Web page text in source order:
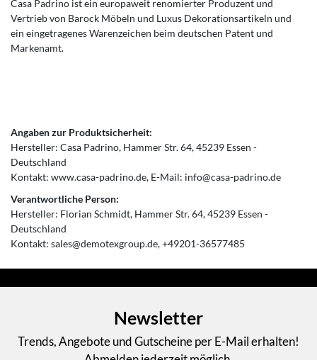
Casa Padrino ist ein europaweit renomierter Produzent und
Vertrieb von Barock Möbeln und Luxus Dekorationsartikeln und
ein eingetragenes Warenzeichen beim deutschen Patent und
Markenamt.
Angaben zur Produktsicherheit:
Hersteller: Casa Padrino Hammer Str.64 45239 Essen
Deutschland
Kontakt: www.casa-padrino.de E-Mail: info@casa-padrino.de
Verantwortliche Person:
Hersteller: Florian Schmidt Hammer Str.64 45239 Essen
Deutschland
Kontakt: sales@demotexgroup.de +49201-36577485
Newsletter
Trends, Angebote und Gutscheine per E-Mail erhalten!